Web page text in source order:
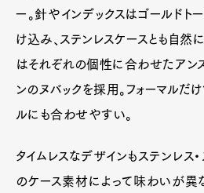
ー。針やインデックスはゴールドト
け込み、ステンレスケースとも自然
はそれぞれの個性に合わせたアンス
ンのヌバックを採用。フォーマルだけ
ルにも合わせやすい。
タイムレスなデザインもステンレス
のケース素材によって味わいが異